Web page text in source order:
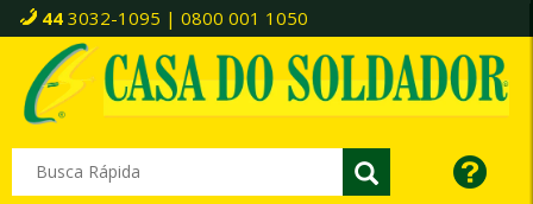
44 3032-1095 | 0800 001 1050